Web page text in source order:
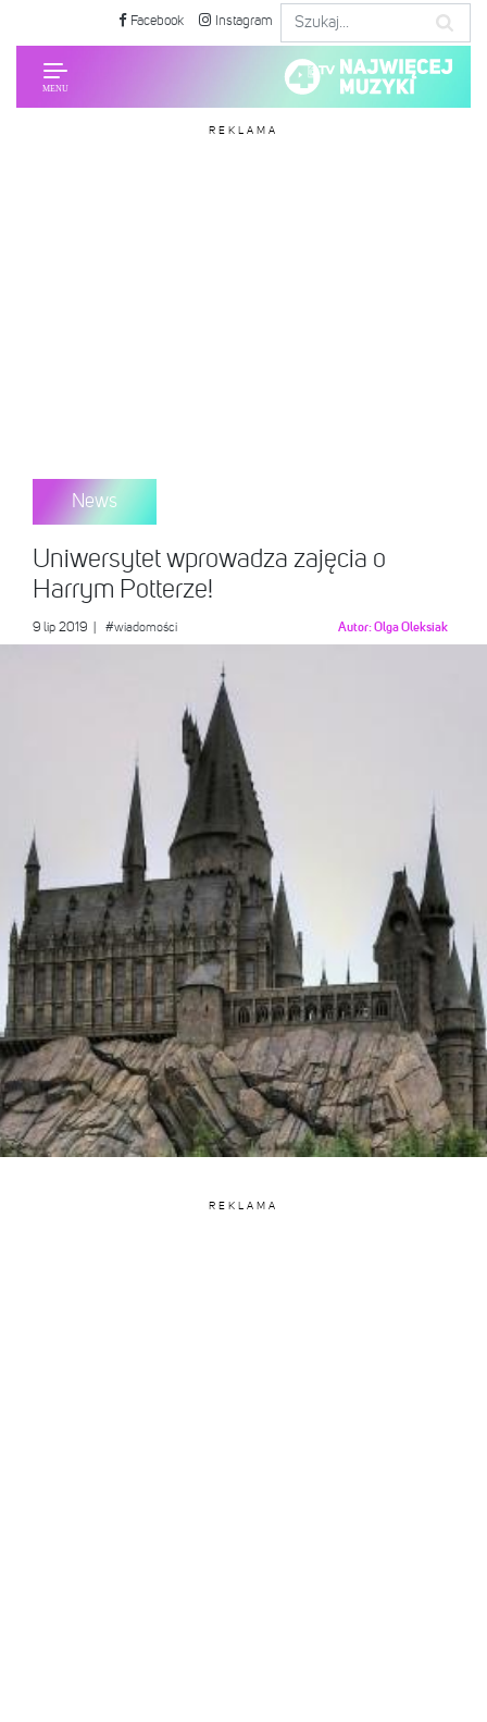
Facebook Instagram
REKLAMA
News
Uniwersytet wprowadza zajęcia o
Harrym Potterze!
9 lip 2019 #wiadomości Autor:Olga Oleksiak
REKLAMA